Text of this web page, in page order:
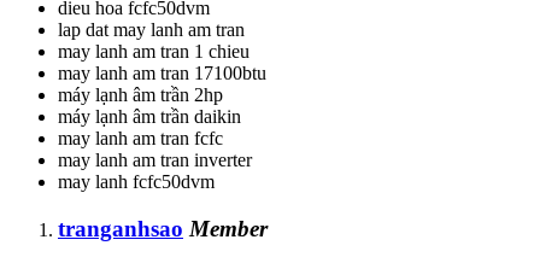
dieu hoa fcfc50dvm
lap dat may lanh am tran
may lanh am tran 1 chieu
may lanh am tran 17100btu
máy lạnh âm trần 2hp
máy lạnh âm trần daikin
may lanh am tran fcfc
may lanh am tran inverter
may lanh fcfc50dvm
tranganhsao Member